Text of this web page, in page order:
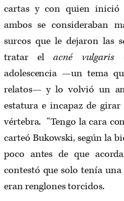
cartas y con quien inició
ambos se consideraban
surcos que le dejaron las
tratar elacné vulgaris
adolescencia —un tema
relatos— y lo volvió un
estatura e incapaz de
vértebra. “Tengo la cara
carteó Bukowski, según la
poco antes de que
contestó que solo tenía
eran renglones torcidos.